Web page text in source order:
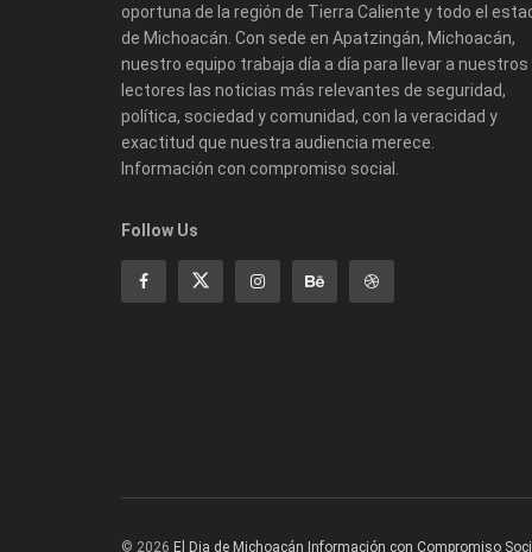
oportuna de la región de Tierra Caliente y todo el
de Michoacán. Con sede en Apatzingán, Michoacán,
nuestro equipo trabaja día a día para llevar a nuestros
lectores las noticias más relevantes de seguridad,
política, sociedad y comunidad, con la veracidad y
exactitud que nuestra audiencia merece.
Información con compromiso social.
Follow Us
© 2026 El Dia de Michoacán Información con Compromiso